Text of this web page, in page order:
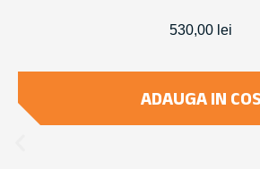
530,00 lei
ADAUGA IN COS